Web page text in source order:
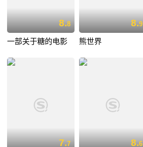
8.8
一部关于糖的电影
8.9
熊世界
7.7 8.6